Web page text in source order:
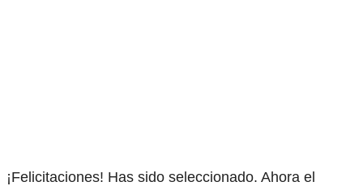
¡Felicitaciones! Has sido seleccionado. Ahora el